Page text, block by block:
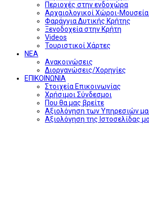
Περιοχές στην ενδοχώρα
Αρχαιολογικοί Χώροι-
Φαράγγια Δυτικής Κρήτης
Ξενοδοχεία στην Κρήτη
Videos
Τουριστικοί Χάρτες
ΝΕΑ
Ανακοινώσεις
Διοργανώσεις/Χορηγίες
ΕΠΙΚΟΙΝΩΝΙΑ
Στοιχεία Επικοινωνίας
Χρήσιμοι Σύνδεσμοι
Που θα μας βρείτε
Αξιολόγηση των Υπηρεσιών
Αξιολόγηση της Ιστοσελίδας